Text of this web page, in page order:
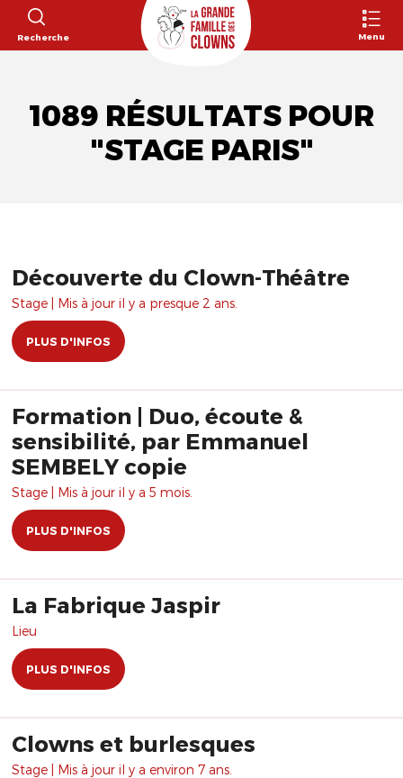
Recherche Menu
1089 RÉSULTATS POUR
"STAGE PARIS"
Découverte du Clown-Théâtre
Stage | Mis à jour il y a presque 2 ans.
PLUS D'INFOS
Formation | Duo, écoute &
sensibilité, par Emmanuel
SEMBELY copie
Stage | Mis à jour il y a 5 mois.
PLUS D'INFOS
La Fabrique Jaspir
Lieu
PLUS D'INFOS
Clowns et burlesques
Stage | Mis à jour il y a environ 7 ans.